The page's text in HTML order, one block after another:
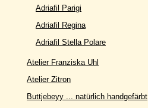
Adriafil Parigi
Adriafil Regina
Adriafil Stella Polare
Atelier Franziska Uhl
Atelier Zitron
Buttjebeyy ... natürlich handgefärbt